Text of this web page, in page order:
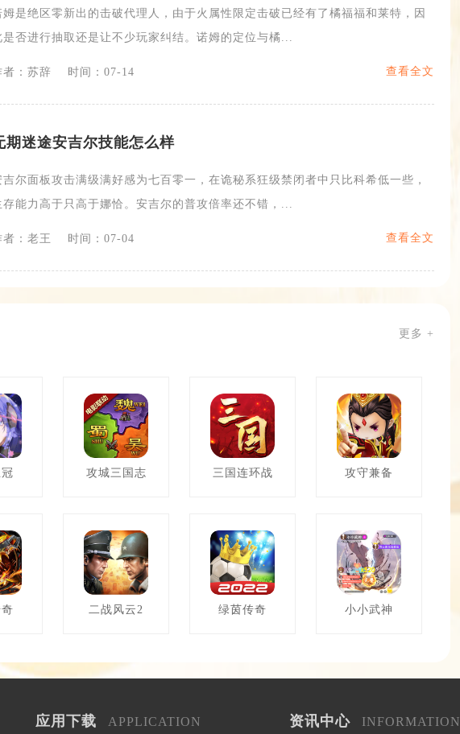
姆是绝区零新出的击破代理人，由于火属性限定击破已经有了橘福福和莱特，因
是否进行抽取还是让不少玩家纠结。诺姆的定位与橘...
者：苏辞 时间：07-14 查看全文
期迷途安吉尔技能怎么样
吉尔面板攻击满级满好感为七百零一，在诡秘系狂级禁闭者中只比科希低一些，
存能力高于只高于娜恰。安吉尔的普攻倍率还不错，...
者：老王 时间：07-04 查看全文
更多 +
攻城三国志 三国连环战 攻守兼备
二战风云2 绿茵传奇 小小武神
应用下载 APPLICATION 资讯中心 INFORMATION